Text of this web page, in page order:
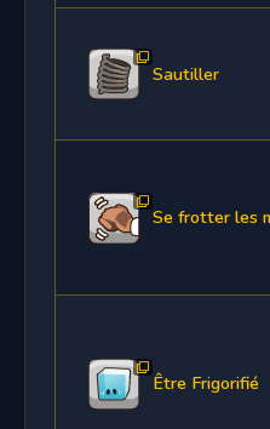
Sautiller
Se frotter les
Être Frigorifié